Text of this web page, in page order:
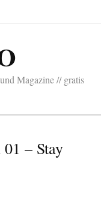
Magazine // gratis
– Stay